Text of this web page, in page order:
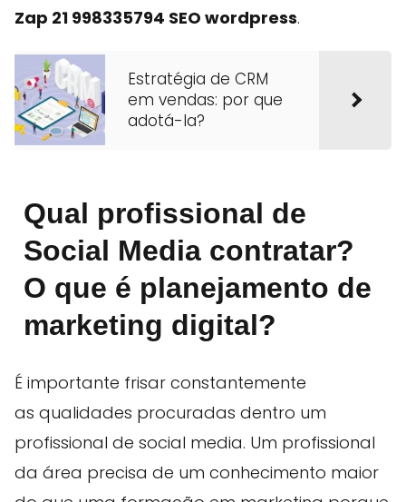
Zap 21 998335794 SEO wordpress.
Estratégia de CRM
em vendas: por que
adotá-la?
Qual profissional de
Social Media contratar?
O que é planejamento de
marketing digital?
É importante frisar constantemente
as qualidades procuradas dentro um
profissional de social media. Um profissional
da área precisa de um conhecimento maior